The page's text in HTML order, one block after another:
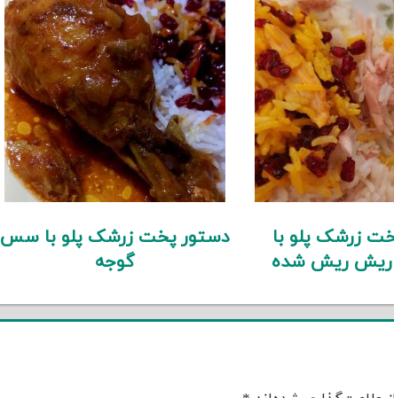
زرشک پلو با
ریش ریش شده
دستور پخت زرشک پلو با سس
گوجه